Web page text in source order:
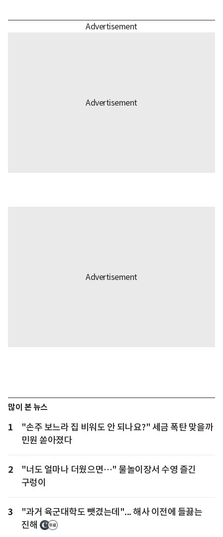
많이 본 뉴스
1
"손주 보느라 집 비워도 안 되나요?" 세금 폭탄 맞을까
민원 쏟아졌다
2
"너도 얼마나 더웠으면…" 물놀이장서 수영 즐긴
구렁이
3
"과거 육군대학도 뺏겼는데"... 해사 이전에 들끓는
진해